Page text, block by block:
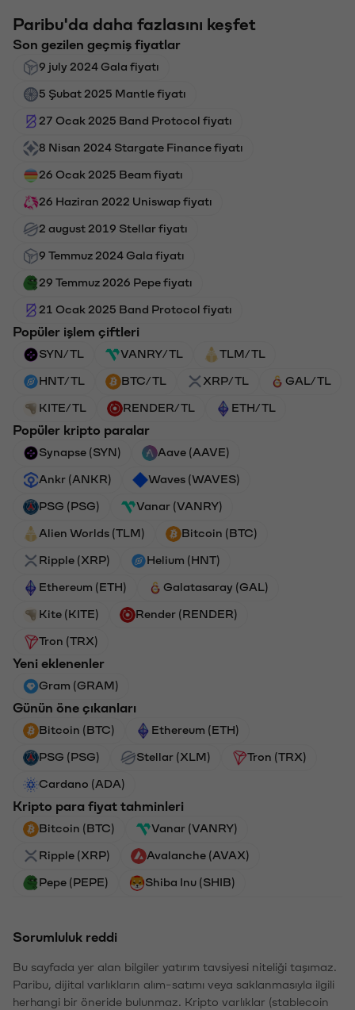
Paribu'da daha fazlasını keşfet
Son gezilen geçmiş fiyatlar
9 july 2024 Gala fiyatı
5 Şubat 2025 Mantle fiyatı
27 Ocak 2025 Band Protocol fiyatı
8 Nisan 2024 Stargate Finance fiyatı
26 Ocak 2025 Beam fiyatı
26 Haziran 2022 Uniswap fiyatı
2 august 2019 Stellar fiyatı
9 Temmuz 2024 Gala fiyatı
29 Temmuz 2026 Pepe fiyatı
21 Ocak 2025 Band Protocol fiyatı
Popüler işlem çiftleri
SYN/TL VANRY/TL TLM/TL
HNT/TL BTC/TL XRP/TL GAL/TL
KITE/TL RENDER/TL ETH/TL
Popüler kripto paralar
Synapse (SYN) Aave (AAVE)
Ankr (ANKR) Waves (WAVES)
PSG (PSG) Vanar (VANRY)
Alien Worlds (TLM) Bitcoin (BTC)
Ripple (XRP) Helium (HNT)
Ethereum (ETH) Galatasaray (GAL)
Kite (KITE) Render (RENDER)
Tron (TRX)
Yeni eklenenler
Gram (GRAM)
Günün öne çıkanları
Bitcoin (BTC) Ethereum (ETH)
PSG (PSG) Stellar (XLM) Tron (TRX)
Cardano (ADA)
Kripto para fiyat tahminleri
Bitcoin (BTC) Vanar (VANRY)
Ripple (XRP) Avalanche (AVAX)
Pepe (PEPE) Shiba Inu (SHIB)
Sorumluluk reddi
Bu sayfada yer alan bilgiler yatırım tavsiyesi niteliği taşımaz.
Paribu, dijital varlıkların alım-satımı veya saklanmasıyla ilgili
herhangi bir öneride bulunmaz. Kripto varlıklar (stablecoin